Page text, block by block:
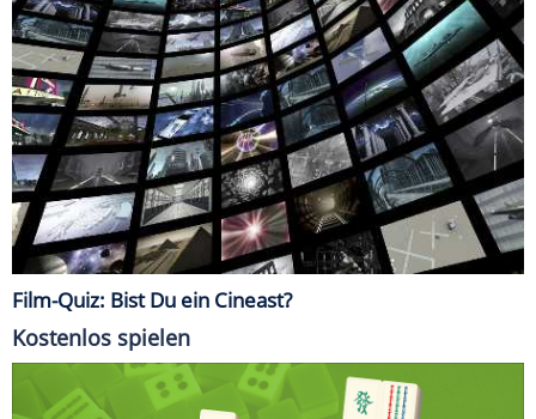
Film-Quiz: Bist Du ein Cineast?
Kostenlos spielen